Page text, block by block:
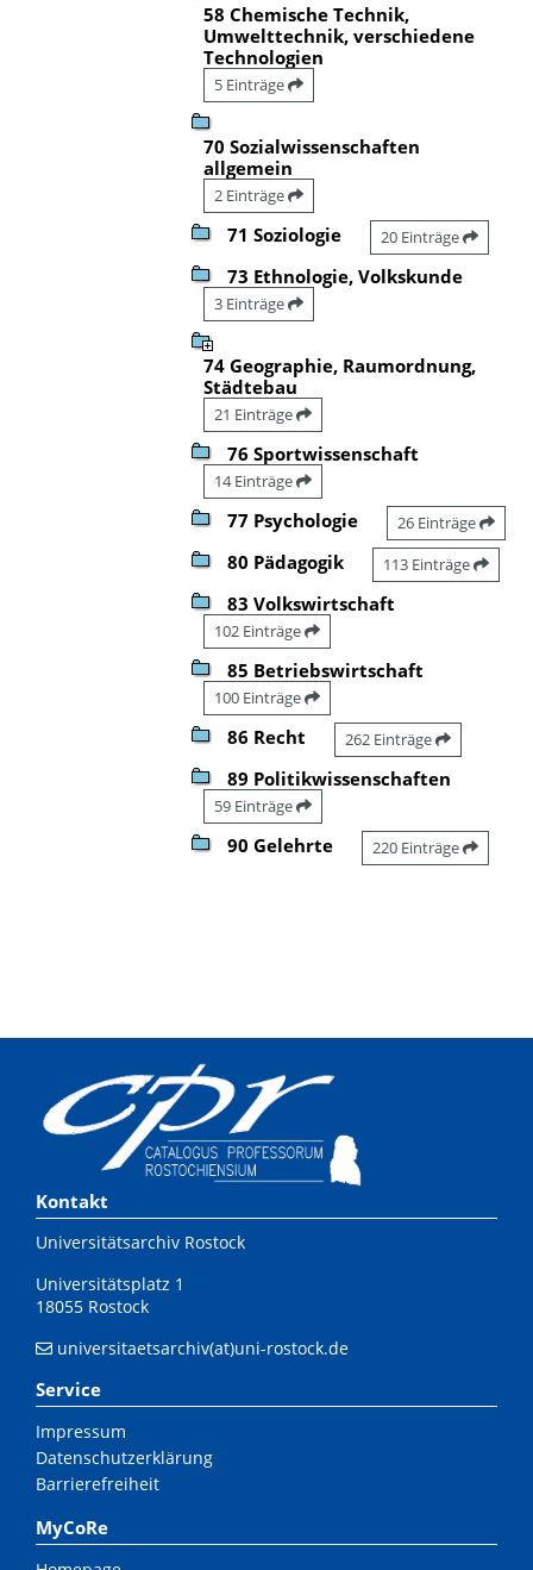
58 Chemische Technik,
Umwelttechnik, verschiedene
Technologien
5 Einträge
70 Sozialwissenschaften
allgemein
2 Einträge
71 Soziologie 20 Einträge
73 Ethnologie, Volkskunde
3 Einträge
74 Geographie, Raumordnung,
Städtebau
21 Einträge
76 Sportwissenschaft
14 Einträge
77 Psychologie 26 Einträge
80 Pädagogik 113 Einträge
83 Volkswirtschaft
102 Einträge
85 Betriebswirtschaft
100 Einträge
86 Recht 262 Einträge
89 Politikwissenschaften
59 Einträge
90 Gelehrte 220 Einträge
Kontakt
Universitätsarchiv Rostock
Universitätsplatz 1
18055 Rostock
universitaetsarchiv(at)uni-rostock.de
Service
Impressum
Datenschutzerklärung
Barrierefreiheit
MyCoRe